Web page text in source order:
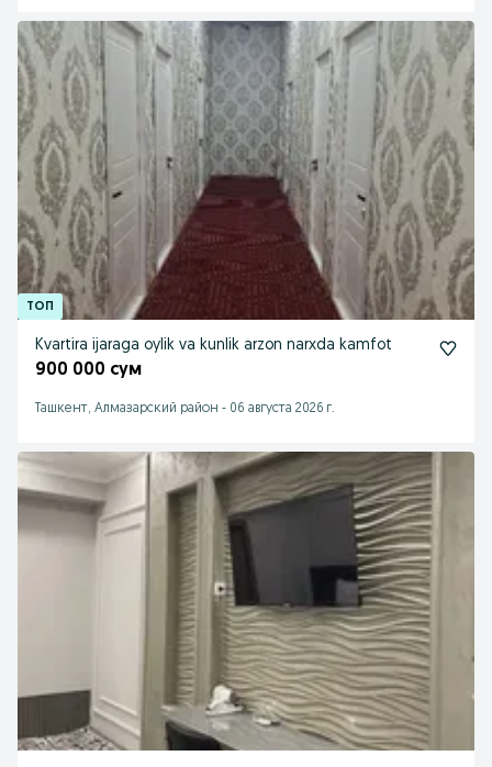
Kvartira ijaraga oylik va kunlik arzon narxda kamfot
900 000 сум
Ташкент, Алмазарский район - 06 августа 2026 г.